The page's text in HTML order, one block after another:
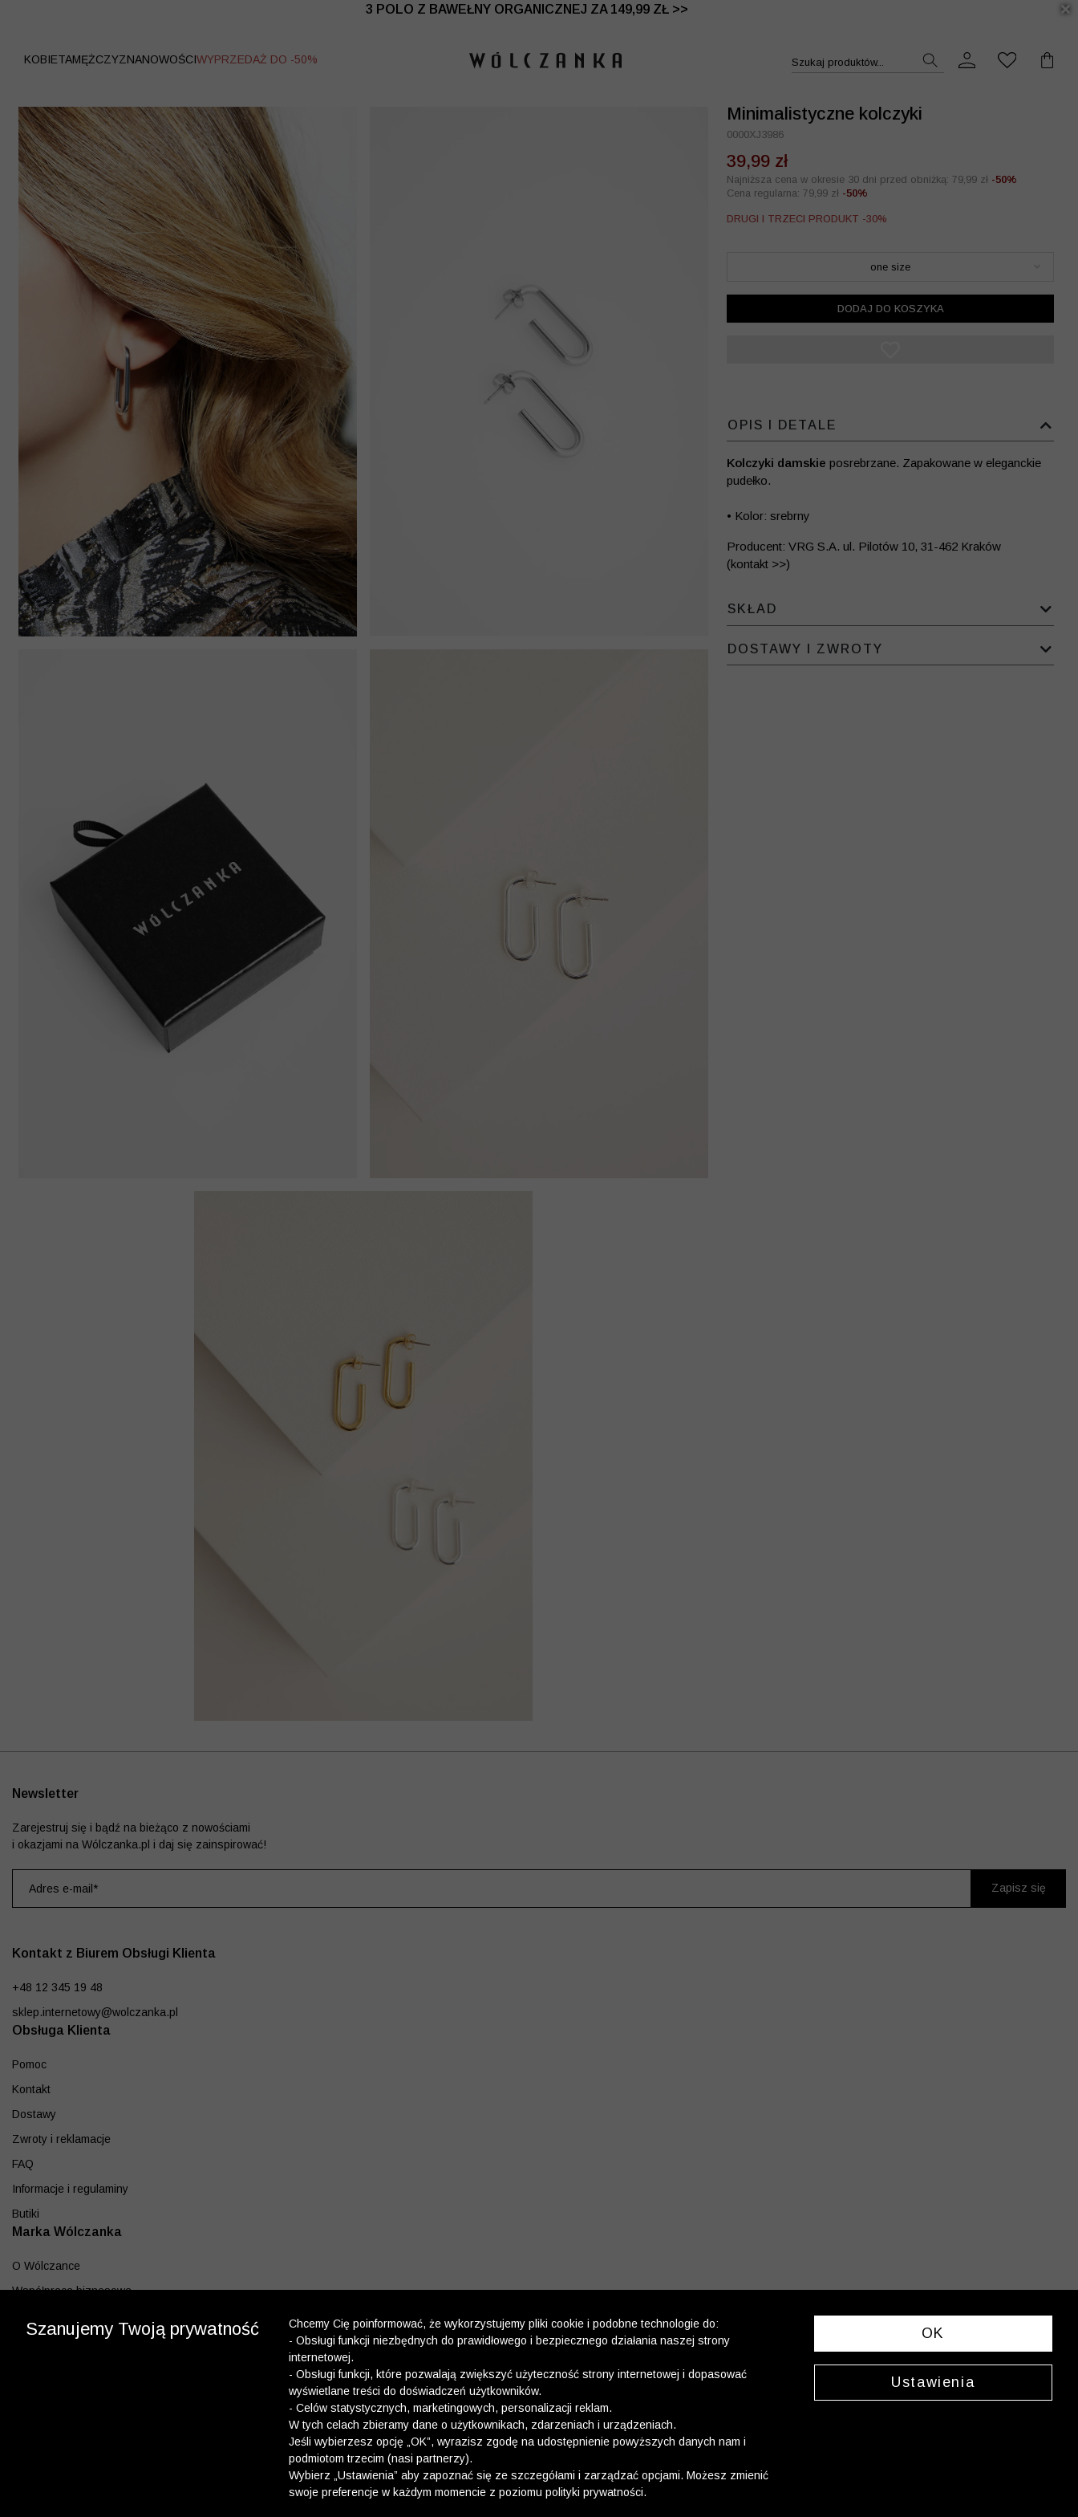
3 POLO Z BAWEŁNY ORGANICZNEJ ZA 149,99 ZŁ >>
WYPRZEDAŻ DO -50% | DODATKOWE -30% NA DRUGI I TRZECI PRODUKT >>
KOBIETAMĘŻCZYZNANOWOŚCIWYPRZEDAŻ DO -50% Szukaj produktów...
Minimalistyczne kolczyki
0000XJ3986
39,99 zł
Najniższa cena w okresie 30 dni przed obniżką: 79,99 zł -50%
Cena regularna: 79,99 zł -50%
DRUGI I TRZECI PRODUKT -30%
one size
DODAJ DO KOSZYKA
OPIS I DETALE
Kolczyki damskie posrebrzane. Zapakowane w eleganckie
pudełko.
• Kolor: srebrny
Producent: VRG S.A. ul. Pilotów 10, 31-462 Kraków
(kontakt >>)
SKŁAD
DOSTAWY I ZWROTY
Kontakt z Biurem Obsługi Klienta
+48 12 345 19 48
sklep.internetowy@wolczanka.pl
Obsługa Klienta
Pomoc
Kontakt
Dostawy
Zwroty i reklamacje
FAQ
Informacje i regulaminy
Butiki
Marka Wólczanka
O Wólczance
Współpraca biznesowa
Program lojalnościowy
Newsletter
Zarejestruj się i bądź na bieżąco z nowościami
i okazjami na Wólczanka.pl i daj się zainspirować!
Szanujemy Twoją prywatność
Chcemy Cię poinformować, że wykorzystujemy pliki cookie i podobne technologie do:
- Obsługi funkcji niezbędnych do prawidłowego i bezpiecznego działania naszej strony
internetowej.
- Obsługi funkcji, które pozwalają zwiększyć użyteczność strony internetowej i dopasować
wyświetlane treści do doświadczeń użytkowników.
- Celów statystycznych, marketingowych, personalizacji reklam.
W tych celach zbieramy dane o użytkownikach, zdarzeniach i urządzeniach.
Jeśli wybierzesz opcję „OK”, wyrazisz zgodę na udostępnienie powyższych danych nam i
podmiotom trzecim (nasi partnerzy).
Wybierz „Ustawienia” aby zapoznać się ze szczegółami i zarządzać opcjami. Możesz zmienić
swoje preferencje w każdym momencie z poziomu polityki prywatności.
OK
Ustawienia